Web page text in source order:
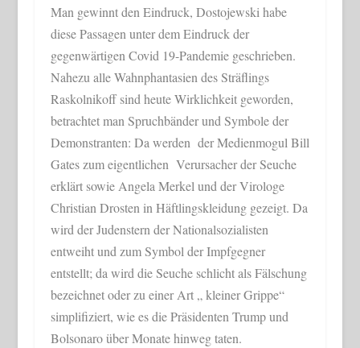
Man gewinnt den Eindruck, Dostojewski habe
diese Passagen unter dem Eindruck der
gegenwärtigen Covid 19-Pandemie geschrieben.
Nahezu alle Wahnphantasien des Sträflings
Raskolnikoff sind heute Wirklichkeit geworden,
betrachtet man Spruchbänder und Symbole der
Demonstranten: Da werden der Medienmogul Bill
Gates zum eigentlichen Verursacher der Seuche
erklärt sowie Angela Merkel und der Virologe
Christian Drosten in Häftlingskleidung gezeigt. Da
wird der Judenstern der Nationalsozialisten
entweiht und zum Symbol der Impfgegner
entstellt; da wird die Seuche schlicht als Fälschung
bezeichnet oder zu einer Art „ kleiner Grippe“
simplifiziert, wie es die Präsidenten Trump und
Bolsonaro über Monate hinweg taten.